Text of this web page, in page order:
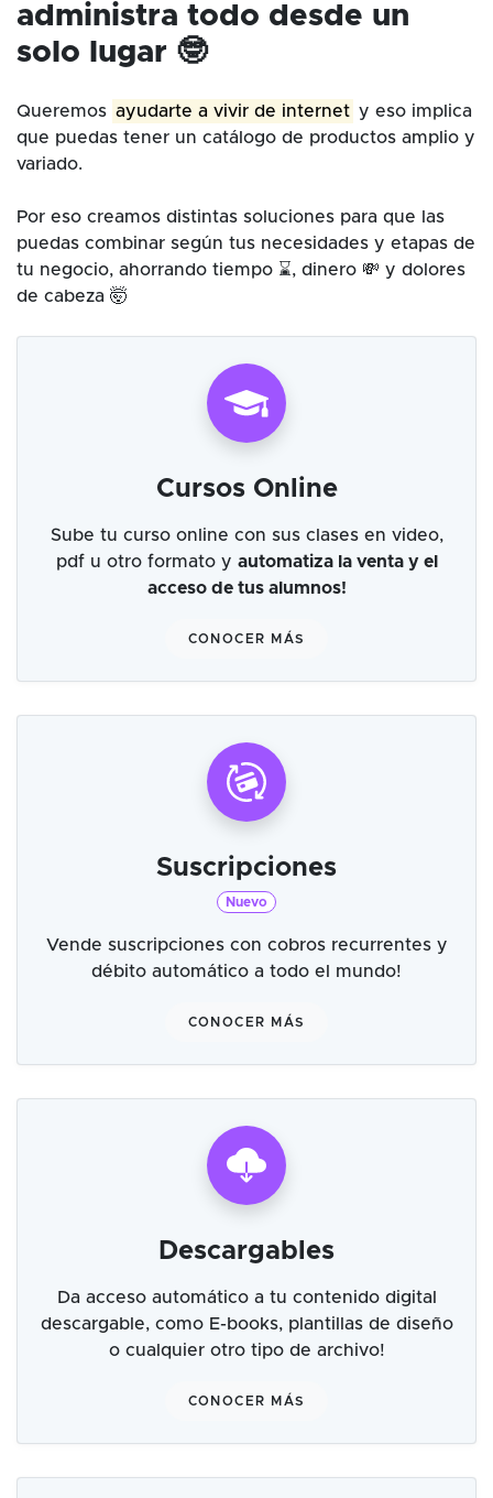
administra todo desde un
solo lugar 🤓
Queremos ayudarte a vivir de internet y eso implica
que puedas tener un catálogo de productos amplio y
variado.
Por eso creamos distintas soluciones para que las
puedas combinar según tus necesidades y etapas de
tu negocio, ahorrando tiempo ⌛, dinero 💸 y dolores
de cabeza 🤯
Cursos Online
Sube tu curso online con sus clases en video,
pdf u otro formato y automatiza la venta y el
acceso de tus alumnos!
CONOCER MÁS
Suscripciones
Nuevo
Vende suscripciones con cobros recurrentes y
débito automático a todo el mundo!
CONOCER MÁS
Descargables
Da acceso automático a tu contenido digital
descargable, como E-books, plantillas de diseño
o cualquier otro tipo de archivo!
CONOCER MÁS